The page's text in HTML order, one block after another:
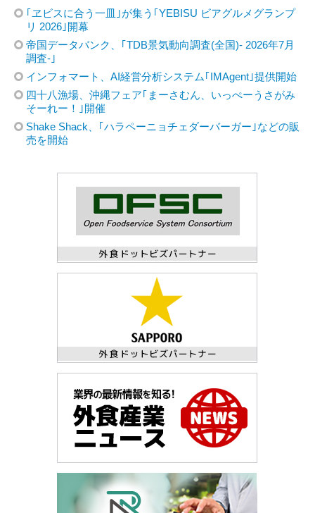
｢ヱビスに合う一皿｣が集う｢YEBISU ビアグルメグランプ
リ 2026｣開幕
帝国データバンク、｢TDB景気動向調査(全国)- 2026年7月
調査-｣
インフォマート、AI経営分析システム｢IMAgent｣提供開始
四十八漁場、沖縄フェア｢まーさむん、いっぺーうさがみ
そーれー！｣開催
Shake Shack、｢ハラペーニョチェダーバーガー｣などの販
売を開始